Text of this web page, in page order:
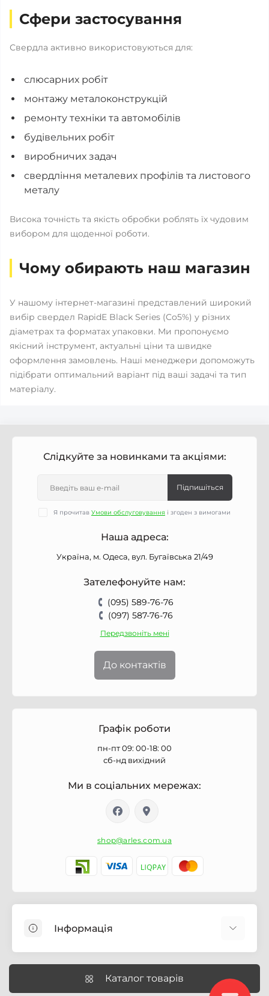
Сфери застосування
Свердла активно використовуються для:
слюсарних робіт
монтажу металоконструкцій
ремонту техніки та автомобілів
будівельних робіт
виробничих задач
свердління металевих профілів та листового
металу
Висока точність та якість обробки роблять їх чудовим
вибором для щоденної роботи.
Чому обирають наш магазин
У нашому інтернет-магазині представлений широкий
вибір свердел RapidE Black Series (Co5%) у різних
діаметрах та форматах упаковки. Ми пропонуємо
якісний інструмент, актуальні ціни та швидке
оформлення замовлень. Наші менеджери допоможуть
підібрати оптимальний варіант під ваші задачі та тип
матеріалу.
Слідкуйте за новинками та акціями:
Підпишіться
Я прочитав Умови обслуговування і згоден з вимогами
Наша адреса:
Україна, м. Одеса, вул. Бугаївська 21/49
Зателефонуйте нам:
(095) 589-76-76
(097) 587-76-76
Передзвоніть мені
До контактів
Графік роботи
пн-пт 09: 00-18: 00
сб-нд вихідний
Ми в соціальних мережах:
shop@arles.com.ua
Інформація
Про магазин Arles.com.uaКаталог товарів